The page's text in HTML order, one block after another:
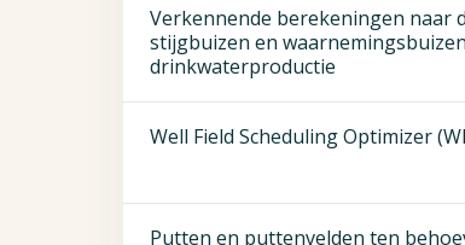
Verkennende berekeningen naar
stijgbuizen en
drinkwaterproductie
Well Field Scheduling Optimizer
Putten en puttenvelden ten